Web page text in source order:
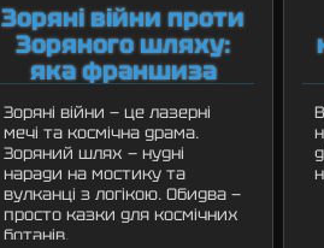
Зоряні війни проти
Зоряного шляху:
яка франшиза
переможе?
Зоряні війни — це лазерні
мечі та космічна драма.
Зоряний шлях — нудні
наради на мостику та
вулканці з логікою. Обидва —
просто казки для космічних
ботанів.